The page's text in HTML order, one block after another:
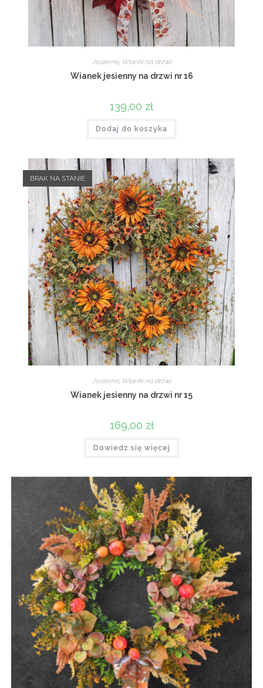
Jesienne, Wianki na drzwi
Wianek jesienny na drzwi nr 16
139,00 zł
Dodaj do koszyka
BRAK NA STANIE
Jesienne, Wianki na drzwi
Wianek jesienny na drzwi nr 15
169,00 zł
Dowiedz się więcej